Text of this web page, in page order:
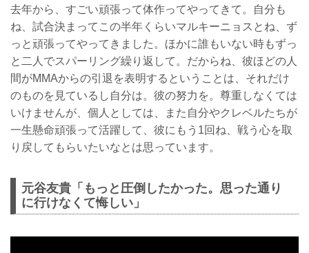
去年から、すごい頑張って体作ってやってきて。自分も
ね、試合決まってこの半年くらいマルキーニョスとね、ず
っと頑張ってやってきました。ほかに誰もいない時もずっ
と二人でスパーリング繰り返して。だからね、彼ほどの人
間がMMAからの引退を表明するということは、それだけ
のものを見ているし自分は。彼の努力を。尊重しなくては
いけませんが、個人としては、また自分やクレベルたちが
一生懸命頑張って活躍して、彼にもう1回ね、戦う心を取
り戻してもらいたいなとは思っています。
元谷友貴「もっと圧倒したかった。思った通り
に行けなくて悔しい」